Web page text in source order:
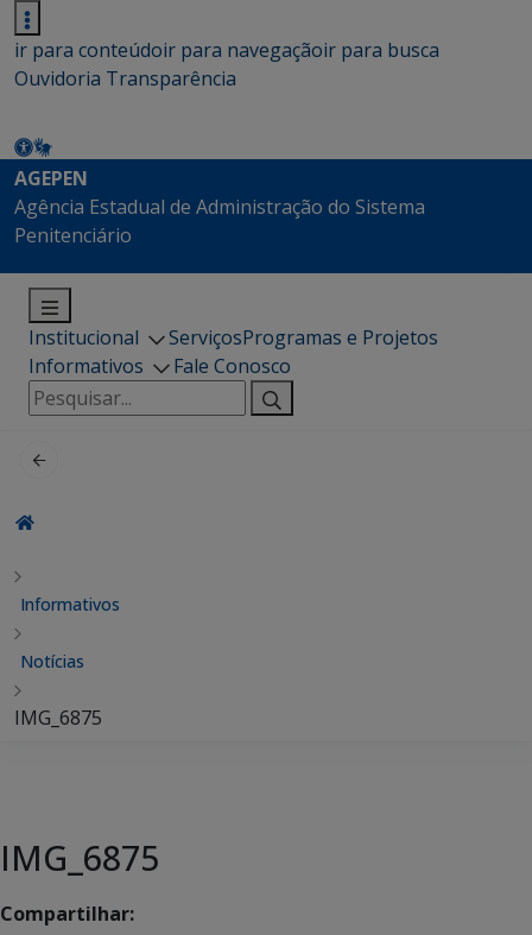
ir para conteúdoir para navegaçãoir para busca
Ouvidoria Transparência
AGEPEN
Agência Estadual de Administração do Sistema
Penitenciário
Institucional ServiçosProgramas e Projetos
Informativos
Fale Conosco
Pesquisar
por:
Informativos
Notícias
IMG_6875
IMG_6875
Compartilhar: